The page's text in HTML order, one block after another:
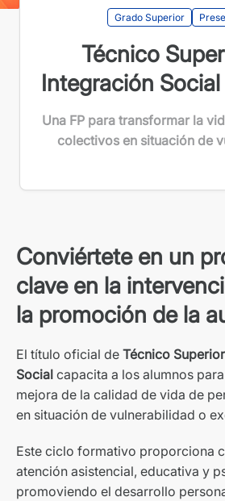
Grado Superior
Técnico
Integración Social
Una FP para transformar la
colectivos en situación de
Conviértete en un
clave en la
la promoción de la
El título oficial de Técnico
Social capacita a los alumnos
mejora de la calidad de vida de
en situación de vulnerabilidad o
Este ciclo formativo proporciona
atención asistencial, educativa y
promoviendo el desarrollo